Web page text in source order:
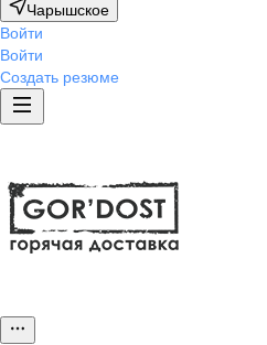
Чарышское
Войти
Войти
Создать резюме